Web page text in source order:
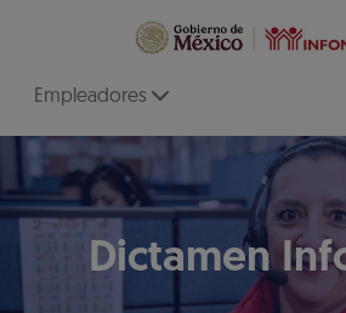
Empleadores
Dictamen